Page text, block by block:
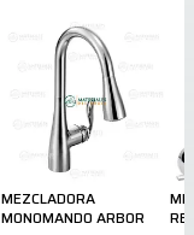
MEZCLADORA
MONOMANDO ARBOR